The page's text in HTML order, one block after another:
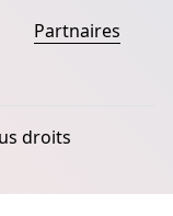
Partnaires
droits